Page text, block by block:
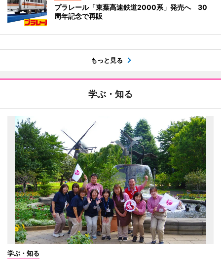
プラレール「東葉高速鉄道2000系」発売へ 30
周年記念で再販
もっと見る
学ぶ・知る
学ぶ・知る